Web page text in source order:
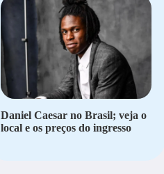
Daniel Caesar no Brasil; veja o
local e os preços do ingresso